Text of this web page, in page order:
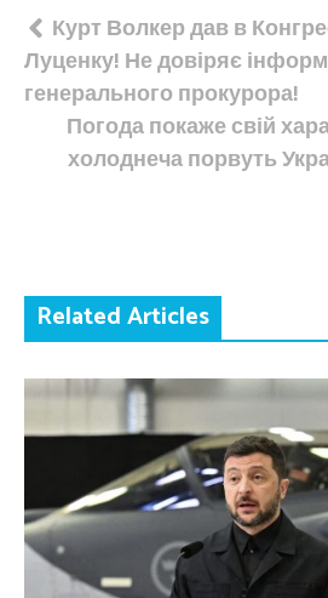
Навігація
записів
Курт Волкер дав в
Луценку! Не довіряє
генерального прокурора!
Погода покаже свій
холоднеча порвуть
Related Articles